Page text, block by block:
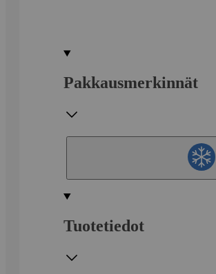
Pakkausmerkinnät
Tuotetiedot